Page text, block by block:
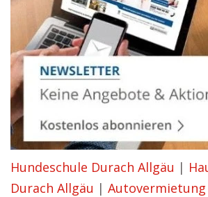
Hundeschule Durach Allgäu |
Durach Allgäu | Autovermietung